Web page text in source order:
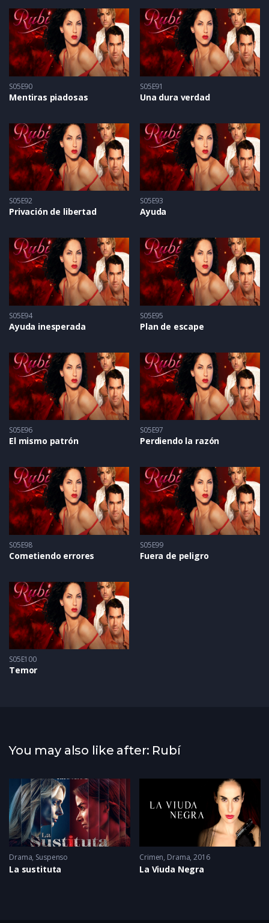
S05E90
Mentiras piadosas
S05E91
Una dura verdad
S05E92
Privación de libertad
S05E93
Ayuda
S05E94
Ayuda inesperada
S05E95
Plan de escape
S05E96
El mismo patrón
S05E97
Perdiendo la razón
S05E98
Cometiendo errores
S05E99
Fuera de peligro
S05E100
Temor
You may also like after: Rubí
Drama, Suspenso
La sustituta
Crimen, Drama 2016
La Viuda Negra